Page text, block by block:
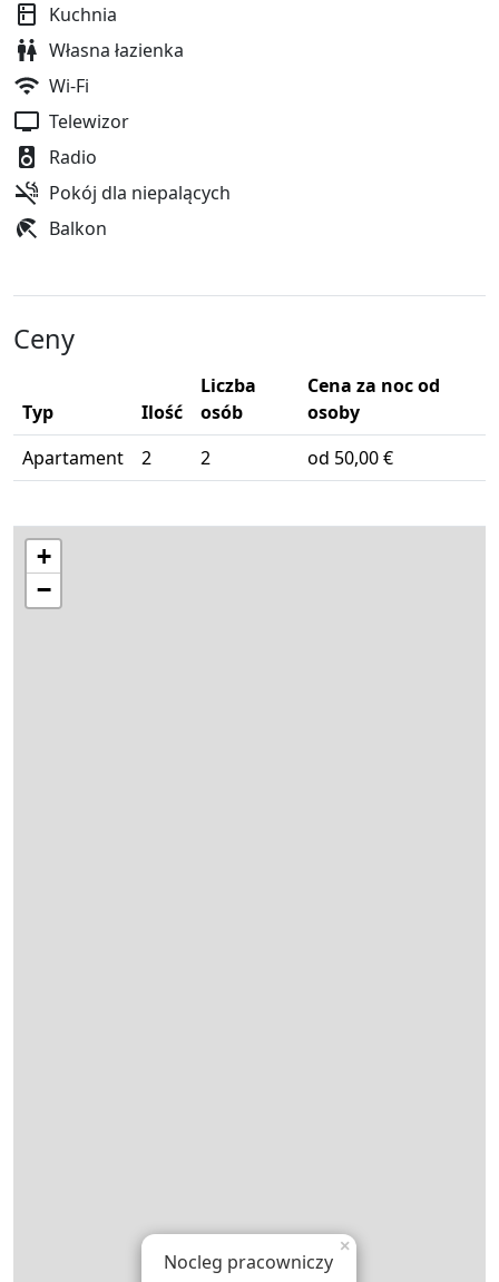
Kuchnia
Własna łazienka
Wi-Fi
Telewizor
Radio
Pokój dla niepalących
Balkon
Ceny
Typ Ilość
Liczba
osób
Cena za noc od
osoby
Apartament
2 2 od 50,00 €
Nocleg pracowniczy
×
+
−